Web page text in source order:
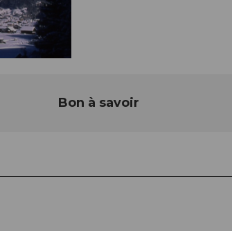
Bon à savoir